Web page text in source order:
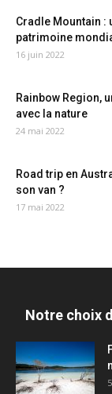
Cradle Mountain :
patrimoine
16 juin 2022
Rainbow Region,
avec la nature
24 mai 2022
Road trip en
son van ?
17 mai 2022
Notre choix